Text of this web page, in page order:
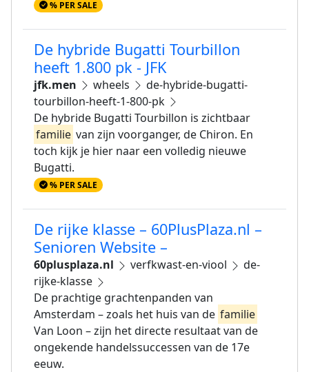
% PER SALE
De hybride Bugatti Tourbillon
heeft 1.800 pk - JFK
jfk.men wheels
de-hybride-bugatti-
tourbillon-heeft-1-800-pk
De hybride Bugatti Tourbillon is zichtbaar
familie van zijn voorganger, de Chiron. En
toch kijk je hier naar een volledig nieuwe
Bugatti.
% PER SALE
De rijke klasse – 60PlusPlaza.nl –
Senioren Website –
60plusplaza.nl verfkwast-en-viool
de-
rijke-klasse
De prachtige grachtenpanden van
Amsterdam – zoals het huis van de familie
Van Loon – zijn het directe resultaat van de
ongekende handelssuccessen van de 17e
eeuw.